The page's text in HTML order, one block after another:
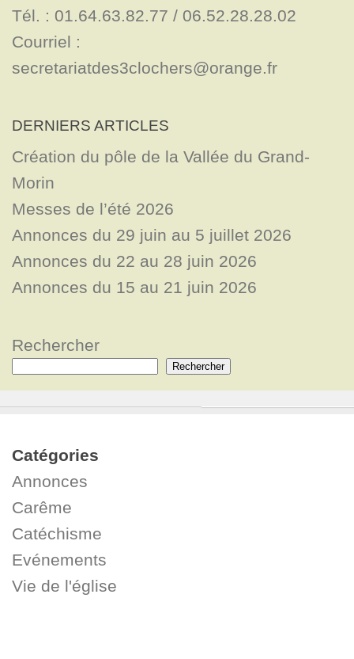
Tél. : 01.64.63.82.77 / 06.52.28.28.02
Courriel :
secretariatdes3clochers@orange.fr
DERNIERS ARTICLES
Création du pôle de la Vallée du Grand-
Morin
Messes de l’été 2026
Annonces du 29 juin au 5 juillet 2026
Annonces du 22 au 28 juin 2026
Annonces du 15 au 21 juin 2026
Rechercher
Rechercher
Catégories
Annonces
Carême
Catéchisme
Evénements
Vie de l'église